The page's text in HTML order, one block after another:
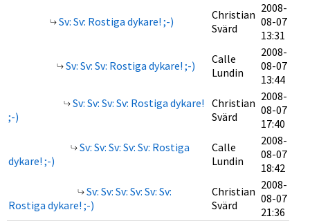
Sv: Sv: Rostiga dykare! ;-)
Christian
Svärd
2008-
08-07
13:31
Sv: Sv: Sv: Rostiga dykare! ;-)
Calle
Lundin
2008-
08-07
13:44
Sv: Sv: Sv: Sv: Rostiga dykare!
;-)
Christian
Svärd
2008-
08-07
17:40
Sv: Sv: Sv: Sv: Sv: Rostiga
dykare! ;-)
Calle
Lundin
2008-
08-07
18:42
Sv: Sv: Sv: Sv: Sv: Sv:
Rostiga dykare! ;-)
Christian
Svärd
2008-
08-07
21:36